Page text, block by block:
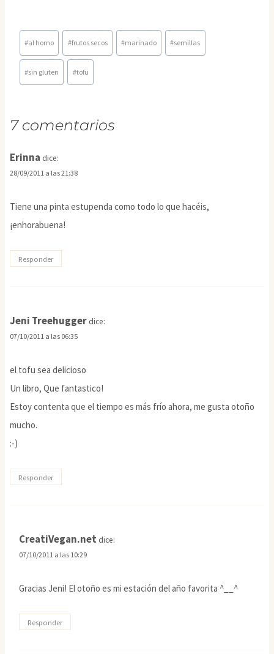
Etiquetas
de
la
#al horno #frutos secos #marinado #semillas
#sin gluten #tofu
7 comentarios
Erinna dice:
28/09/2011 a las 21:38
Tiene una pinta estupenda como todo lo que hacéis,
¡enhorabuena!
Responder
Jeni Treehugger dice:
07/10/2011 a las 06:35
el tofu sea delicioso
Un libro, Que fantastico!
Estoy contenta que el tiempo es más frío ahora, me gusta otoño
mucho.
:-)
Responder
CreatiVegan.net dice:
07/10/2011 a las 10:29
Gracias Jeni! El otoño es mi estación del año favorita ^__^
Responder